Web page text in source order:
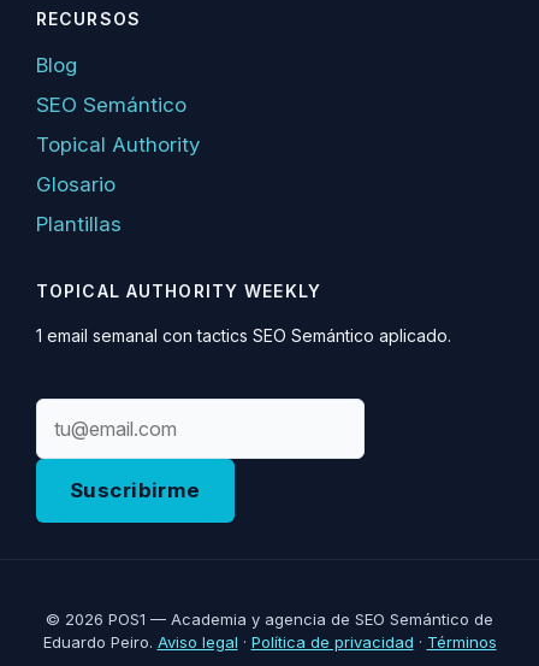
RECURSOS
Blog
SEO Semántico
Topical Authority
Glosario
Plantillas
TOPICAL AUTHORITY WEEKLY
1 email semanal con tactics SEO Semántico aplicado.
Suscribirme
© 2026 POS1 — Academia y agencia de SEO Semántico de
Eduardo Peiro. Aviso legal · Política de privacidad · Términos